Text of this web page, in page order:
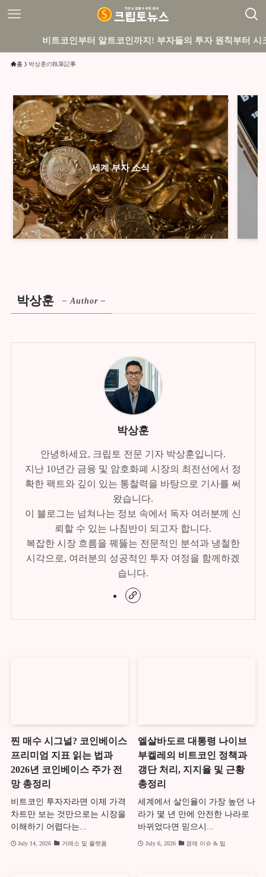
비트코인부터 알트코인까지! 부자들의 투자 원칙부터 시크
홈 박상훈の執筆記事
세계 부자 소식
박상훈 – Author –
박상훈
안녕하세요, 크립토 전문 기자 박상훈입니다.
지난 10년간 금융 및 암호화폐 시장의 최전선에서 정
확한 팩트와 깊이 있는 통찰력을 바탕으로 기사를 써
왔습니다.
이 블로그는 넘쳐나는 정보 속에서 독자 여러분께 신
뢰할 수 있는 나침반이 되고자 합니다.
복잡한 시장 흐름을 꿰뚫는 전문적인 분석과 냉철한
시각으로, 여러분의 성공적인 투자 여정을 함께하겠
습니다.
찐 매수 시그널? 코인베이스
프리미엄 지표 읽는 법과
2026년 코인베이스 주가 전
망 총정리
비트코인 투자자라면 이제 가격
차트만 보는 것만으로는 시장을
이해하기 어렵다는...
July 14, 2026 거래소 및 플랫폼
엘살바도르 대통령 나이브
부켈레의 비트코인 정책과
갱단 처리, 지지율 및 근황
총정리
세계에서 살인율이 가장 높던 나
라가 몇 년 만에 안전한 나라로
바뀌었다면 믿으시...
July 6, 2026 경제 이슈 & 팁